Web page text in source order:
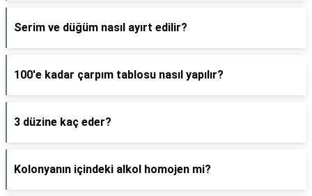
Serim ve düğüm nasıl ayırt edilir?
100'e kadar çarpım tablosu nasıl yapılır?
3 düzine kaç eder?
Kolonyanın içindeki alkol homojen mi?